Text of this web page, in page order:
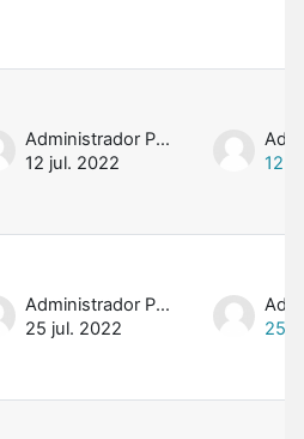
Administrador PROFMAT
12 jul. 2022
12
Administrador PROFMAT
25 jul. 2022
25